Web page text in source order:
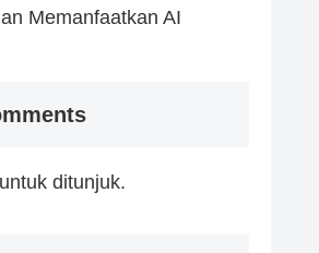
Memanfaatkan AI
ditunjuk.